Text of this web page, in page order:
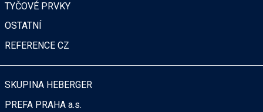
TYČOVÉ PRVKY
OSTATNÍ
REFERENCE CZ
SKUPINA HEBERGER
PREFA PRAHAa.s.